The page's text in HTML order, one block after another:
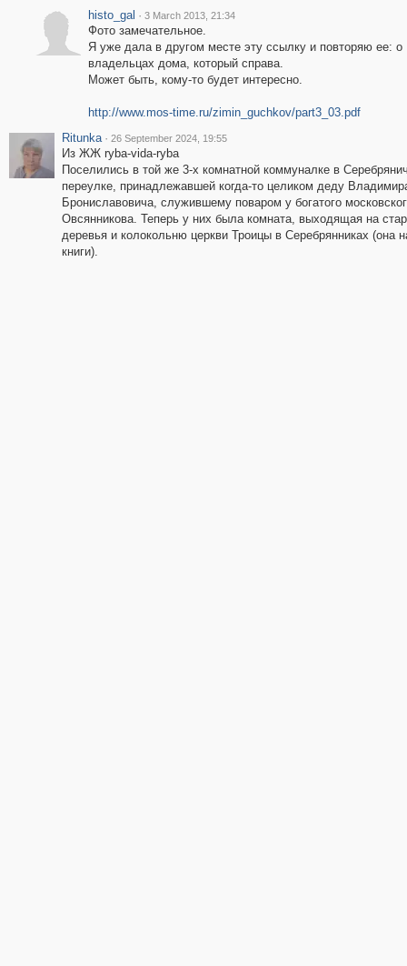
histo_gal · 3 March 2013, 21:34
Фото замечательное.
Я уже дала в другом месте эту ссылку и повторяю ее: о
владельцах дома, который справа.
Может быть, кому-то будет интересно.
http://www.mos-time.ru/zimin_guchkov/part3_03.pdf
Ritunka · 26 September 2024, 19:55
Из ЖЖ ryba-vida-ryba
Поселились в той же 3-х комнатной коммуналке в
переулке, принадлежавшей когда-то целиком деду
Брониславовича, служившему поваром у богатого
Овсянникова. Теперь у них была комната, выходящая на
деревья и колокольню церкви Троицы в Серебрянниках (она
книги).